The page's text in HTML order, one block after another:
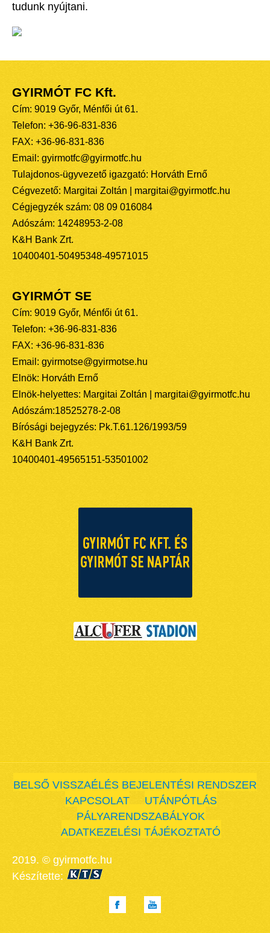
tudunk nyújtani.
GYIRMÓT FC Kft.
Cím: 9019 Győr, Ménfői út 61.
Telefon: +36-96-831-836
FAX: +36-96-831-836
Email: gyirmotfc@gyirmotfc.hu
Tulajdonos-ügyvezető igazgató: Horváth Ernő
Cégvezető: Margitai Zoltán | margitai@gyirmotfc.hu
Cégjegyzék szám: 08 09 016084
Adószám: 14248953-2-08
K&H Bank Zrt.
10400401-50495348-49571015
GYIRMÓT SE
Cím: 9019 Győr, Ménfői út 61.
Telefon: +36-96-831-836
FAX: +36-96-831-836
Email: gyirmotse@gyirmotse.hu
Elnök: Horváth Ernő
Elnök-helyettes: Margitai Zoltán | margitai@gyirmotfc.hu
Adószám:18525278-2-08
Bírósági bejegyzés: Pk.T.61.126/1993/59
K&H Bank Zrt.
10400401-49565151-53501002
BELSŐ VISSZAÉLÉS BEJELENTÉSI RENDSZER
KAPCSOLAT
UTÁNPÓTLÁS
PÁLYARENDSZABÁLYOK
ADATKEZELÉSI TÁJÉKOZTATÓ
2019. © gyirmotfc.hu
Készítette: